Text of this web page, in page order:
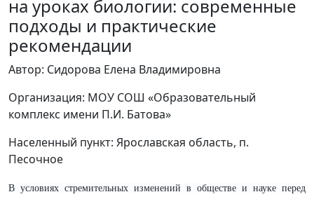
на уроках биологии: современные
подходы и практические
рекомендации
Автор: Сидорова Елена Владимировна
Организация: МОУ СОШ «Образовательный
комплекс имени П.И. Батова»
Населенный пункт: Ярославская область, п.
Песочное
В условиях стремительных изменений в обществе и науке перед